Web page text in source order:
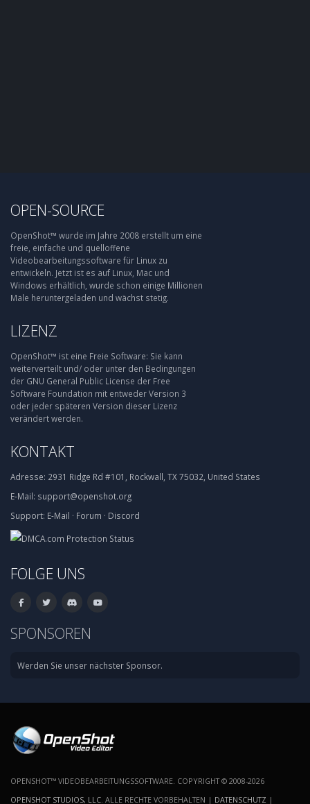
OPEN-SOURCE
OpenShot™ wurde im Jahre 2008 erstellt um eine
freie, einfache und quelloffene
Videobearbeitungssoftware für Linux zu
entwickeln. Jetzt ist es auf Linux, Mac und
Windows erhältlich, wurde schon einige Millionen
Male heruntergeladen und wächst stetig.
LIZENZ
OpenShot™ ist eine Freie Software: Sie kann
weiterverteilt und/ oder unter den Bedingungen
der GNU General Public License der Free
Software Foundation mit entweder Version 3
oder jeder späteren Version dieser Lizenz
verändert werden.
KONTAKT
Adresse: 2931 Ridge Rd #101, Rockwall, TX 75032, United States
E-Mail: support@openshot.org
Support: E-Mail · Forum · Discord
FOLGE UNS
SPONSOREN
Werden Sie unser nächster Sponsor.
OPENSHOT™ VIDEOBEARBEITUNGSSOFTWARE. COPYRIGHT © 2008-2026
OPENSHOT STUDIOS, LLC. ALLE RECHTE VORBEHALTEN | DATENSCHUTZ |